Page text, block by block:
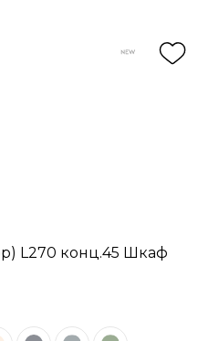
L270 конц.45 Шкаф